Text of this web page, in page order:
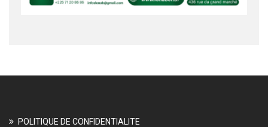
POLITIQUE DE CONFIDENTIALITE